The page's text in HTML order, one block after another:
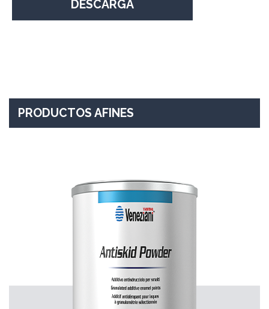
DESCARGA
PRODUCTOS AFINES